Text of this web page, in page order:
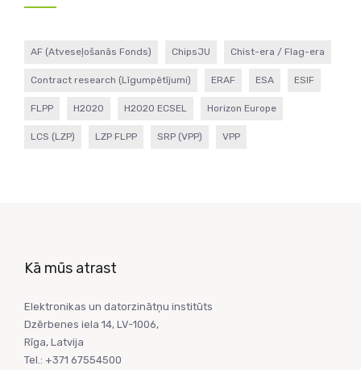
AF (Atveseļošanās Fonds) ChipsJU Chist-era / Flag-era
Contract research (Līgumpētījumi) ERAF ESA ESIF
FLPP H2020 H2020 ECSEL Horizon Europe
LCS (LZP) LZP FLPP SRP (VPP) VPP
Kā mūs atrast
Elektronikas un datorzinātņu institūts
Dzērbenes iela 14, LV-1006,
Rīga, Latvija
Tel.: +371 67554500